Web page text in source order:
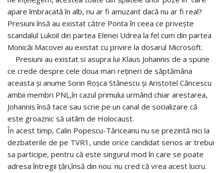
apare îmbracată în alb, nu ar fi amuzant dacă nu ar fi real?
Presiuni însă au existat către Ponta în ceea ce privește
scandalul Lukoil din partea Elenei Udrea la fel cum din partea
Monicăi Macovei au existat cu privire la dosarul Microsoft.
Presiuni au existat si asupra lui Klaus Johannis de a spune
ce crede despre cele doua mari rețineri de săptămâna
aceasta și anume Sorin Roșca Stănescu și Aristotel Căncescu
ambii membri PNL,în cazul primului urmând chiar arestarea,
Johannis însă tace sau scrie pe un canal de socializare că
este groaznic să uităm de Holocaust.
În acest timp, Calin Popescu-Tăriceanu nu se prezintă nici la
dezbaterile de pe TVR1, unde orice candidat serios ar trebui
sa participe, pentru că este singurul mod în care se poate
adresa întregii țări,însă din nou. nu cred că vrea acest lucru.